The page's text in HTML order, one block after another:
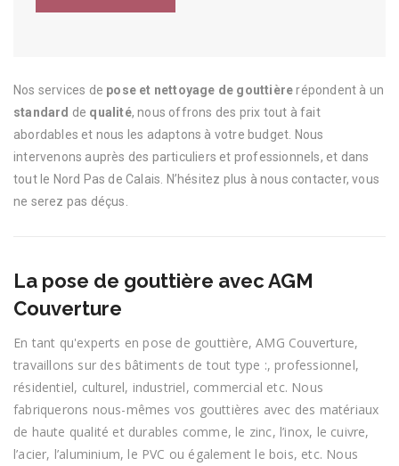
Nos services de pose et nettoyage de gouttièrerépondent à un
standard de qualité, nous offrons des prix tout à fait
abordables et nous les adaptons à votre budget. Nous
intervenons auprès des particuliers et professionnels, et dans
tout le Nord Pas de Calais. N’hésitez plus à nous contacter, vous
ne serez pas déçus.
La pose de gouttière avec AGM
Couverture
En tant qu'experts en pose de gouttière, AMG Couverture,
travaillons sur des bâtiments de tout type :, professionnel,
résidentiel, culturel, industriel, commercial etc. Nous
fabriquerons nous-mêmes vos gouttières avec des matériaux
de haute qualité et durables comme, le zinc, l’inox, le cuivre,
l’acier, l’aluminium, le PVC ou également le bois, etc. Nous